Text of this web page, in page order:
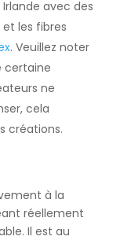
avec des
les fibres
. Veuillez noter
certaine
ne
cela
créations.
à la
réellement
Il est au